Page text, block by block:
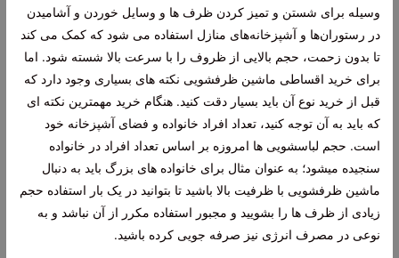
وسیله برای شستن و تمیز کردن ظرف ها و وسایل خوردن و آشامیدن
در رستوران‌ها و آشپزخانه‌های منازل استفاده می شود که کمک می کند
تا بدون زحمت، حجم بالایی از ظروف را با سرعت بالا شسته شود. اما
برای خرید اقساطی ماشین ظرفشویی نکته های بسیاری وجود دارد که
قبل از خرید نوع آن باید بسیار دقت کنید. هنگام خرید مهمترین نکته ای
که باید به آن توجه کنید، تعداد افراد خانواده و فضای آشپزخانه خود
است. حجم لباسشویی ها امروزه بر اساس تعداد افراد در خانواده
سنجیده میشود؛ به عنوان مثال برای خانواده های بزرگ باید به دنبال
ماشین ظرفشویی با ظرفیت بالا باشید تا بتوانید در یک بار استفاده حجم
زیادی از ظرف ها را بشویید و مجبور استفاده مکرر از آن نباشد و به
نوعی در مصرف انرژی نیز صرفه جویی کرده باشید.